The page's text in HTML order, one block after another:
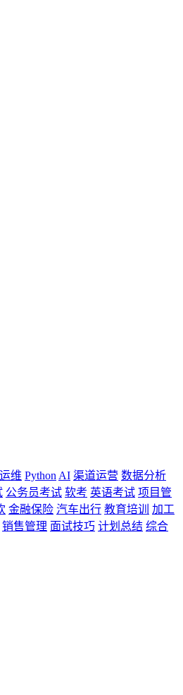
运维 Python AI 渠道运营 数据分析
公务员考试 软考 英语考试 项目管
金融保险 汽车出行 教育培训
加工
销售管理 面试技巧 计划总结 综合